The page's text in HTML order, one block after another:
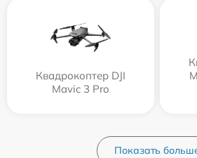
Квадрокоптер DJI
Mavic 3 Pro
Показать